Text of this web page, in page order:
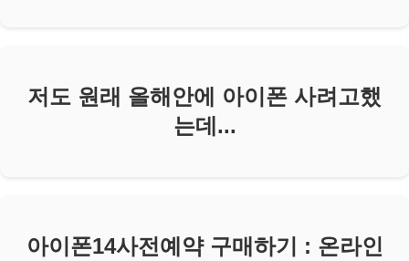
저도 원래 올해안에 아이폰 사려고했
는데...
아이폰14사전예약 구매하기 : 온라인